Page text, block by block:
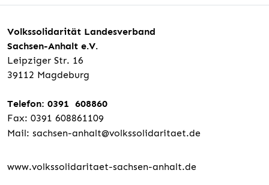
Volkssolidarität Landesverband
Sachsen-Anhalt e.V.
Leipziger Str. 16
39112 Magdeburg
Telefon: 0391 608860
Fax: 0391 608861109
Mail: sachsen-anhalt@volkssolidaritaet.de
www.volkssolidaritaet-sachsen-anhalt.de